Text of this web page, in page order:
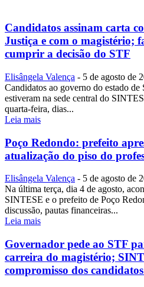
Candidatos assinam carta
Justiça e com o magistério;
cumprir a decisão do STF
Elisângela Valença - 5 de agosto de
Candidatos ao governo do estado
estiveram na sede central do
quarta-feira, dias...
Leia mais
Poço Redondo: prefeito
atualização do piso do
Elisângela Valença - 5 de agosto de
Na última terça, dia 4 de agosto,
SINTESE e o prefeito de Poço
discussão, pautas financeiras...
Leia mais
Governador pede ao STF
carreira do magistério;
compromisso dos